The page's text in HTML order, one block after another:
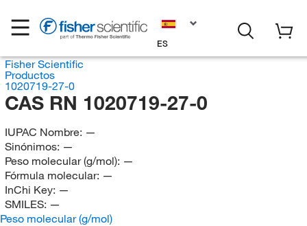
ES
Fisher Scientific
Productos
1020719-27-0
CAS RN 1020719-27-0
IUPAC Nombre: —
Sinónimos: —
Peso molecular (g/mol): —
Fórmula molecular: —
InChi Key: —
SMILES: —
Peso molecular (g/mol)